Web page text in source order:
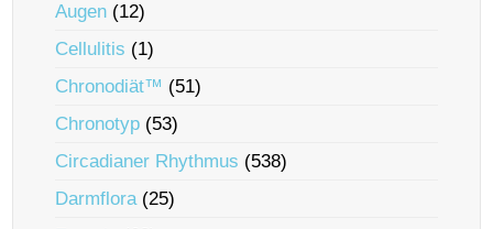
Augen (12)
Cellulitis (1)
Chronodiät™ (51)
Chronotyp (53)
Circadianer Rhythmus (538)
Darmflora(25)